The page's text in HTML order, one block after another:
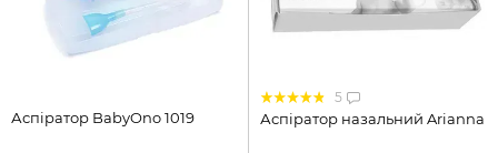
Аспіратор BabyOno 1019
5
Аспіратор назальний Arianna